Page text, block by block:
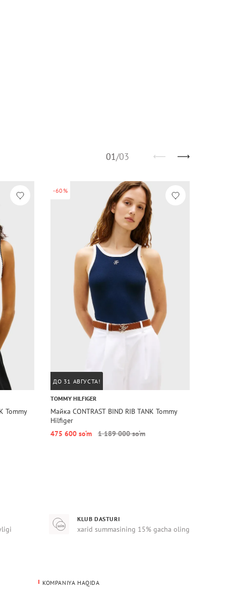
01/03
Tommy
-60%
ДО 31 АВГУСТА!
TOMMY HILFIGER
Майка CONTRAST BIND RIB TANK Tommy
Hilfiger
475 600 so‘m
1 189 000 so‘m
KLUB DASTURI
xarid summasining 15% gacha oling
KOMPANIYA HAQIDA